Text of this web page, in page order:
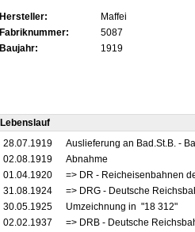
Hersteller:
Maffei
Fabriknummer:
5087
Baujahr:
1919
Lebenslauf
28.07.1919
Auslieferung an Bad.St.B. -
02.08.1919
Abnahme
01.04.1920
=> DR - Reicheisenbahnen
31.08.1924
=> DRG - Deutsche
30.05.1925
Umzeichnung in "18 312"
02.02.1937
=> DRB - Deutsche